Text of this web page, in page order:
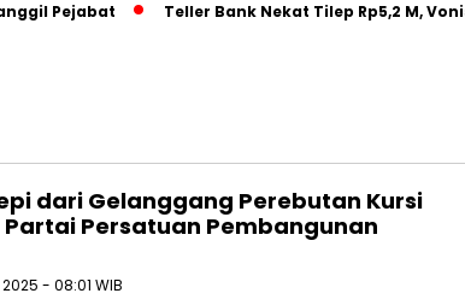
Pejabat Teller Bank Nekat Tilep Rp5,2 M,
dari Gelanggang Perebutan Kursi
Partai Persatuan Pembangunan
- 08:01 WIB